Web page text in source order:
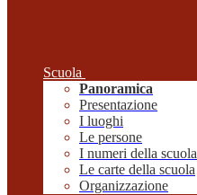
Scuola
Panoramica
Presentazione
I luoghi
Le persone
I numeri della scuola
Le carte della scuola
Organizzazione